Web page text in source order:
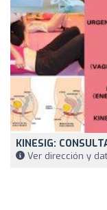
KINESIG:
Ver dirección y